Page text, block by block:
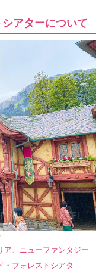
アターについて
ア、ニューファンタジー
・フォレストシアタ